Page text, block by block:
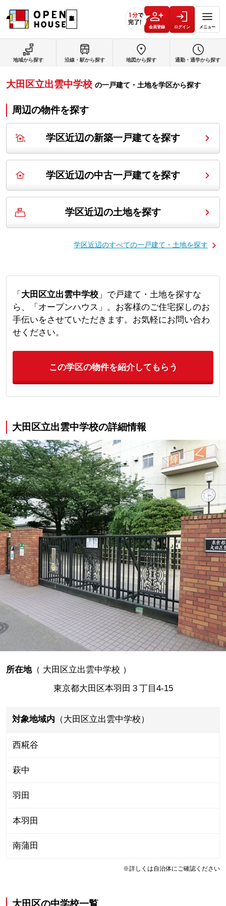
会員登録 ログイン メニュー
地域から探す 沿線・駅から探す 地図から探す 通勤・通学から探す
大田区立出雲中学校 の一戸建て・土地を学区から探す
周辺の物件を探す
学区近辺の新築一戸建てを探す
学区近辺の中古一戸建てを探す
学区近辺の土地を探す
学区近辺のすべての一戸建て・土地を探す
「 大田区立出雲中学校」で戸建て・土地を探すな
ら、「オープンハウス」。お客様のご住宅探しのお
手伝いをさせていただきます。お気軽にお問い合わ
せください。
この学区の物件を紹介してもらう
大田区立出雲中学校の詳細情報
所在地（ 大田区立出雲中学校 ）
東京都大田区本羽田３丁目4-15
対象地域内 （大田区立出雲中学校）
西糀谷
萩中
羽田
本羽田
南蒲田
※詳しくは自治体にご確認ください
大田区の中学校一覧